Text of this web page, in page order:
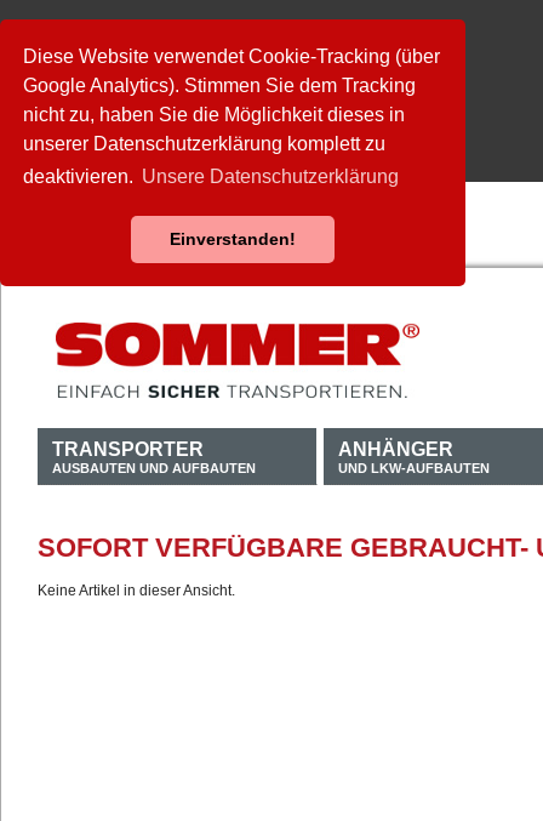
Diese Website verwendet Cookie-Tracking (über
Google Analytics). Stimmen Sie dem Tracking
nicht zu, haben Sie die Möglichkeit dieses in
unserer Datenschutzerklärung komplett zu
deaktivieren. Unsere Datenschutzerklärung
Einverstanden!
TRANSPORTER
AUSBAUTEN UND AUFBAUTEN
ANHÄNGER
UND LKW-AUFBAUTEN
SOFORT VERFÜGBARE GEBRAUCHT-
Keine Artikel in dieser Ansicht.